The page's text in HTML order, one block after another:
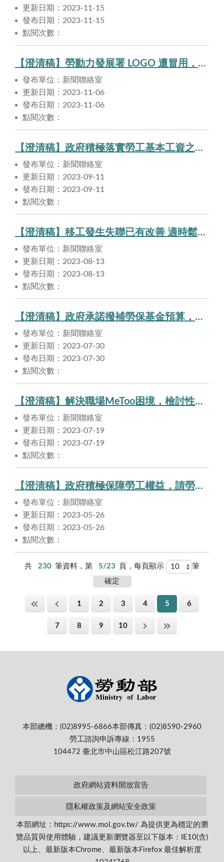
更新日期：2023-11-15
發布日期：2023-11-15
點閱次數：
【澄清稿】勞動力發展署 LOGO 遭冒用，小心不要受騙!
發布單位：新聞聯絡室
更新日期：2023-11-06
發布日期：2023-11-06
點閱次數：
【澄清稿】政府積極落實勞工基本工資之保障
發布單位：新聞聯絡室
更新日期：2023-09-11
發布日期：2023-09-11
點閱次數：
【澄清稿】移工發生失聯已有改善 適時鬆綁政策改善缺工 加強源頭管理持續查緝非法
發布單位：新聞聯絡室
更新日期：2023-08-13
發布日期：2023-08-13
點閱次數：
【澄清稿】政府承諾撥補勞保基金預算，定會據以執行
發布單位：新聞聯絡室
更新日期：2023-07-30
發布日期：2023-07-30
點閱次數：
【澄清稿】解決職場MeToo困境，檢討性別工作平等法性騷擾規定， 不漏接所有被害人
發布單位：新聞聯絡室
更新日期：2023-07-19
發布日期：2023-07-19
點閱次數：
【澄清稿】政府積極保障勞工權益，請勞工放心。
發布單位：新聞聯絡室
更新日期：2023-05-26
發布日期：2023-05-26
點閱次數：
共 230 筆資料，第 5/23 頁，每頁顯示 筆
1 2 3 4 5 6
7 8 9 10
本部總機：(02)8995-6866本部傳真：(02)8590-2960
勞工諮詢申訴專線：1955
104472 臺北市中山區松江路207號
政府網站資料開放宣告
隱私權政策及網站安全政策
本部網址：https://www.mol.gov.tw/ 為提供更為穩定的瀏
覽品質與使用體驗，建議更新瀏覽器至以下版本：IE10(含)
以上、最新版本Chrome、最新版本Firefox 最佳解析度